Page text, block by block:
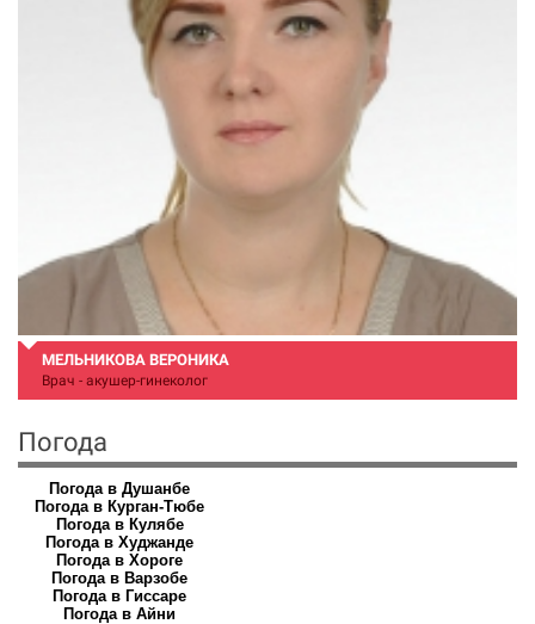
МЕЛЬНИКОВА ВЕРОНИКА
Врач - акушер-гинеколог
Погода
Погода в Душанбе
Погода в Курган-Тюбе
Погода в Кулябе
Погода в Худжанде
Погода в Хороге
Погода в Варзобе
Погода в Гиссаре
Погода в Айни